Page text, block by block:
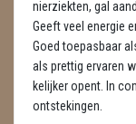
METEORIETEN
READING EN
RUWE STENEN
nierziekten, gal
Geeft veel energie
Goed toepasbaar
als prettig ervaren
kelijker opent. In
ontstekingen.